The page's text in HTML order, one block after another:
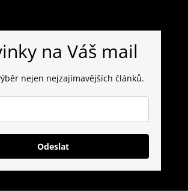
na Váš mail
nejen nejzajímavějších článků.
Odeslat